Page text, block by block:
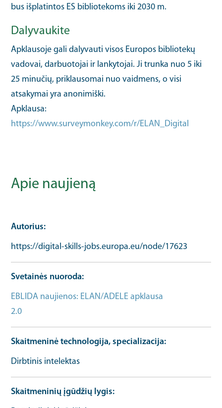
bus išplatintos ES bibliotekoms iki 2030 m.
Dalyvaukite
Apklausoje gali dalyvauti visos Europos bibliotekų
vadovai, darbuotojai ir lankytojai. Ji trunka nuo 5 iki
25 minučių, priklausomai nuo vaidmens, o visi
atsakymai yra anonimiški.
Apklausa:
https://www.surveymonkey.com/r/ELAN_Digital
Apie naujieną
Autorius
https://digital-skills-jobs.europa.eu/node/17623
Svetainės nuoroda
EBLIDA naujienos: ELAN/ADELE apklausa
2.0
Skaitmeninė technologija, specializacija
Dirbtinis intelektas
Skaitmeninių įgūdžių lygis